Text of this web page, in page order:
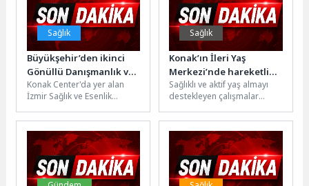
Sağlık
Büyükşehir’den ikinci
Gönüllü Danışmanlık ve
Test Merkezi
Konak Center'da yer alan
İzmir Sağlık ve Esenlik
Gönüllü Danışmanlık ve
Test...
Sağlık
Konak’ın İleri Yaş
Merkezi’nde hareketli
yaşam semineri
Sağlıklı ve aktif yaş almayı
destekleyen çalışmalar
Belediyesi ve Medicana
International İzmir
Hastanesi...